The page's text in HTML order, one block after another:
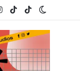
Instagram
TikTokRSS